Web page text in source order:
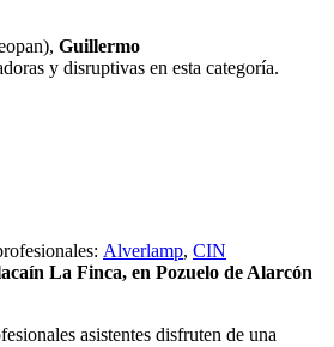
Guillermo
y disruptivas en esta categoría.
Alverlamp, CIN
La Finca, en Pozuelo de Alarcón
asistentes disfruten de una